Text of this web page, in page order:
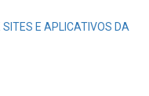
E APLICATIVOS DA